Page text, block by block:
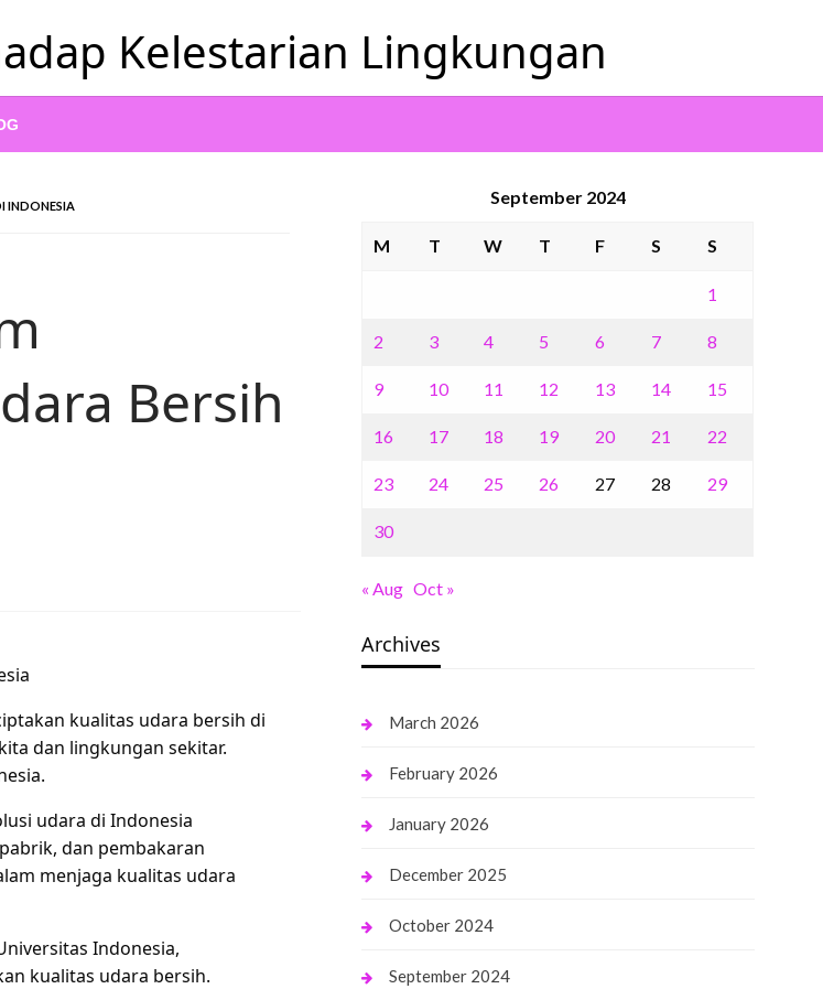
Kelestarian Lingkungan
INDONESIA
Bersih
kualitas udara bersih di
dan lingkungan sekitar.
udara di Indonesia
dan pembakaran
menjaga kualitas udara
Indonesia,
kualitas udara bersih.
September 2024
M T W T F S S
1
2 3 4 5 6 7 8
9 10 11 12 13 14 15
16 17 18 19 20 21 22
23 24 25 26 27 28 29
30
« Aug Oct »
Archives
March 2026
February 2026
January 2026
December 2025
October 2024
September 2024